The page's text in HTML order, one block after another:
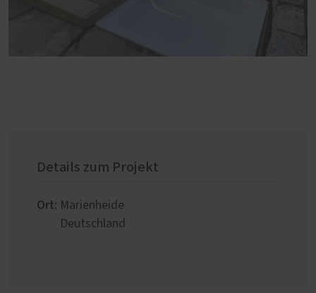
Details zum Projekt
Ort: Marienheide
Deutschland